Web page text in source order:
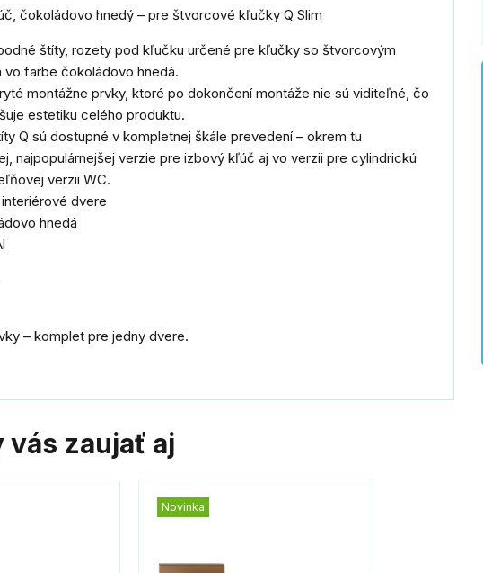
čokoládovo hnedý – pre štvorcové kľučky Q Slim
štíty, rozety pod kľučku určené pre kľučky so štvorcovým
vo farbe čokoládovo hnedá.
montážne prvky, ktoré po dokončení montáže nie sú viditeľné, čo
estetiku celého produktu.
Q sú dostupné v kompletnej škále prevedení – okrem tu
najpopulárnejšej verzie pre izbový kľúč aj vo verzii pre cylindrickú
verzii WC.
dvere
hnedá
– komplet pre jedny dvere.
vás zaujať aj
Novinka